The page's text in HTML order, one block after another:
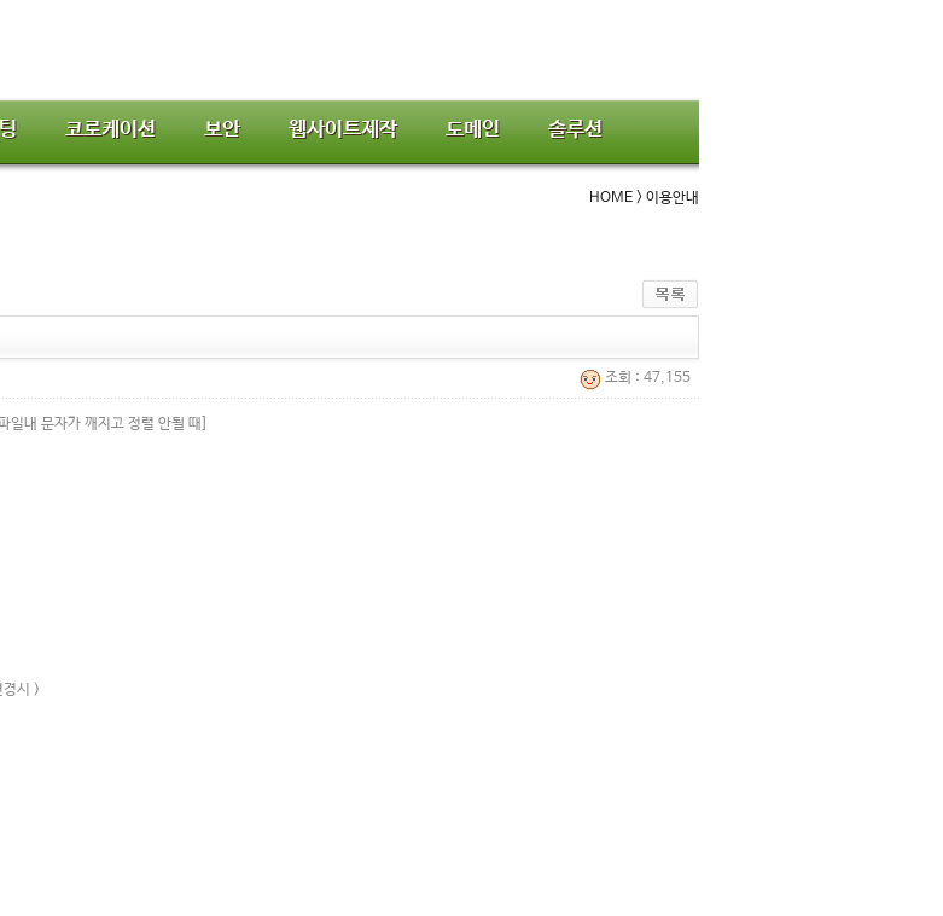
코로케이션 보안 웹사이트제작 도메인 솔루션
HOME > 이용안내
조회 : 47,155
내 문자가 깨지고 정렬 안될 때]
시 )